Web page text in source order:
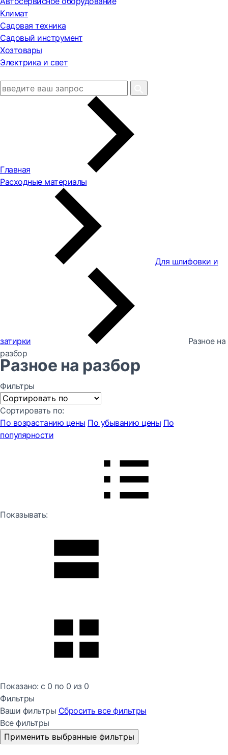
Климат
Садовая техника
Садовый инструмент
Хозтовары
Электрика и свет
Главная
Расходные материалы
Для шлифовки и
затирки
Разное на
разбор
Разное на разбор
Фильтры
Сортировать по:
По возрастанию цены По убыванию цены По
популярности
Показывать:
Показано: с 0 по 0 из 0
Фильтры
Ваши фильтры Сбросить все фильтры
Все фильтры
Применить выбранные фильтры